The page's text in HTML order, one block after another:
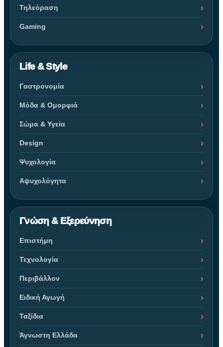
Τηλεόραση
Gaming
Life & Style
Γαστρονομία
Μόδα & Ομορφιά
Σώμα & Υγεία
Design
Ψυχολογία
Αψυχολόγητα
Γνώση & Εξερεύνηση
Επιστήμη
Τεχνολογία
Περιβάλλον
Ειδική Αγωγή
Ταξίδια
Άγνωστη Ελλάδα